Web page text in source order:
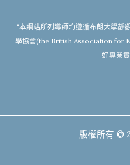
“本網站所列導師均遵循布朗大學靜
學協會(the British Association for
好專業
版權所有 ©